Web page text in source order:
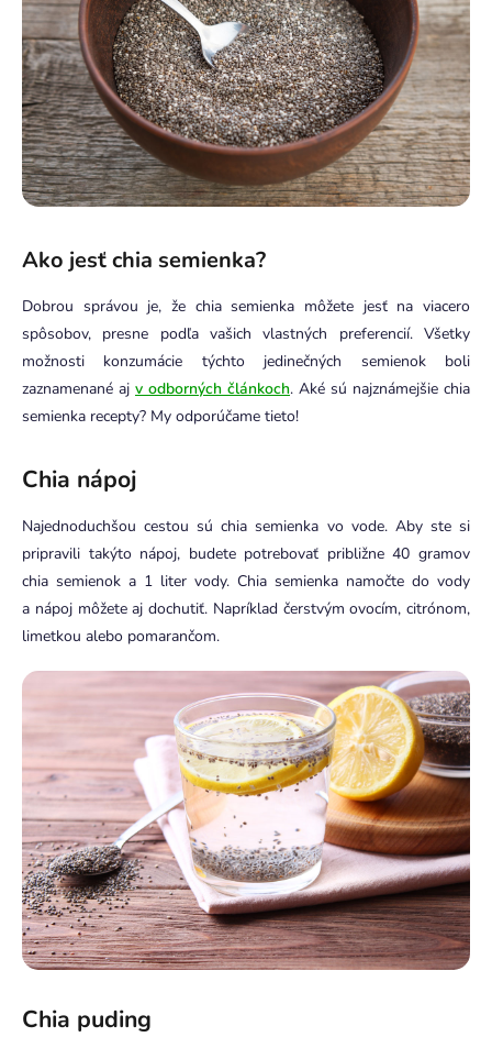
Ako jesť chia semienka?
Dobrou správou je, že chia semienka môžete jesť na viacero
spôsobov, presne podľa vašich vlastných preferencií. Všetky
možnosti konzumácie týchto jedinečných semienok boli
zaznamenané aj v odborných článkoch. Aké sú najznámejšie chia
semienka recepty? My odporúčame tieto!
Chia nápoj
Najednoduchšou cestou sú chia semienka vo vode. Aby ste si
pripravili takýto nápoj, budete potrebovať približne 40 gramov
chia semienok a 1 liter vody. Chia semienka namočte do vody
a nápoj môžete aj dochutiť. Napríklad čerstvým ovocím, citrónom,
limetkou alebo pomarančom.
Chia puding